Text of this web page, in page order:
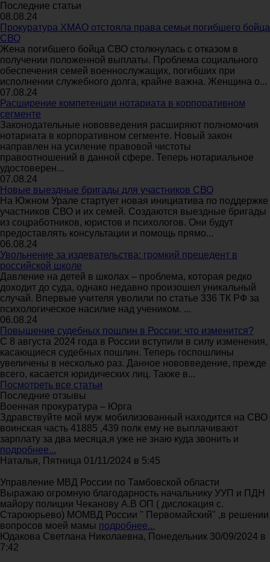
Последние статьи
08.08.24
Прокуратура ХМАО отстояла права семьи погибшего бойца
СВО
Жена погибшего бойца СВО столкнулась с отказом в
получении положенной выплаты. Проблема социального
обеспечения семей военнослужащих, погибших при
исполнении служебного долга, крайне важна. Женщина о...
07.08.24
Расширение компетенции нотариата в корпоративном
сегменте
Законодательные нововведения расширяют полномочия
нотариата в корпоративном сегменте. Новый закон
направлен на усиление правовой чистоты
правоотношений в данной сфере. Теперь нотариальное
удостоверен...
07.08.24
Новые выездные бригады для участников СВО
На Южном Урале стартует новая инициатива по поддержке
участников СВО и их семей. Создаются выездные бригады
из соцработников, юристов и психологов. Они будут
предоставлять консультации и помощь прямо...
06.08.24
Увольнение за издевательства: громкий прецедент в
российской школе
Давление на детей в школах – проблема, которая редко
доходит до суда, однако недавно произошел уникальный
случай. Впервые учителя уволили по статье 336 ТК РФ за
психологическое насилие над учеником. ...
06.08.24
Повышение судебных пошлин в России: что изменится?
С 8 августа 2024 года в России вступили в силу изменения,
касающиеся судебных пошлин. Теперь госпошлины
увеличены в несколько раз. Данное нововведение, прежде
всего, касается юридических лиц. Также в...
Посмотреть все статьи
Последние отзывы
Военная прокуратура – Юрга
Здравствуйте мой муж мобилизованный находится на СВО
воинская часть 41885 ,439 полк ему не выплачивают
зарплату за два месяца,я уже не знаю куда звонить и
подробнее...
Наталья, Пятница 01/11/2024 в 5:45
Управление МВД России по Тамбовской области
Выражаю огромную благодарность начальнику УУП и ПДН
майору полиции Чеканову А.В ОП ( дислокация с.
Староюрьево) МОМВД России " Первомайский" ,в решении
вопросов моей мамы подробнее...
Юдакова Светлана Николаевна, Понедельник 30/09/2024 в
7:42